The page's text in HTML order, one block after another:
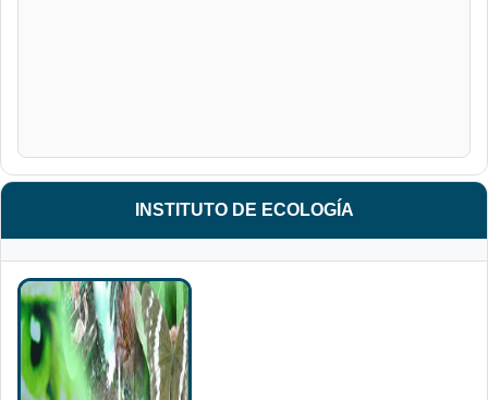
INSTITUTO DE ECOLOGÍA